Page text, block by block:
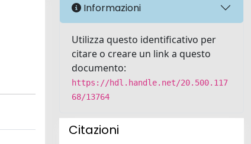
Informazioni
Utilizza questo identificativo per
citare o creare un link a questo
documento:
https://hdl.handle.net/20.500.117
68/13764
Citazioni